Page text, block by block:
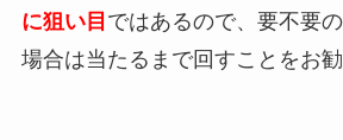
に狙い目 ではあるので、要不要
場合は当たるまで回すことをお勧